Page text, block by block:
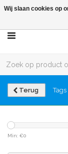
Terug Tags
Min: €0
Wij slaan cookies op